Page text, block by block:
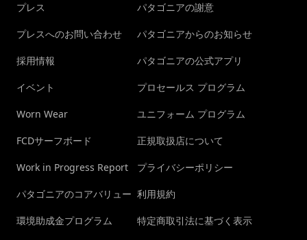
プレス
プレスへのお問い合わせ
採用情報
イベント
Worn Wear
FCDサーフボード
Work in Progress Report
パタゴニアのコアバリュー
環境助成金プログラム
パタゴニアの謝意
パタゴニアからのお知らせ
パタゴニアの公式アプリ
プロセールス プログラム
ユニフォーム プログラム
正規取扱店について
プライバシーポリシー
利用規約
特定商取引法に基づく表示